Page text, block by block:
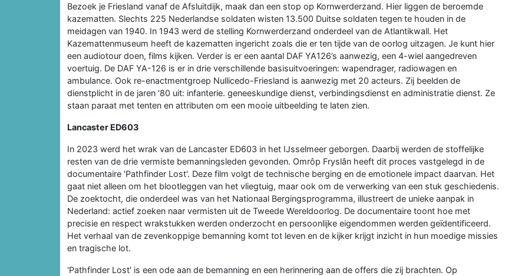
Bezoek je Friesland vanaf de Afsluitdijk, maak dan een stop op Kornwerderzand. Hier liggen de beroemde
kazematten. Slechts 225 Nederlandse soldaten wisten 13.500 Duitse soldaten tegen te houden in de
meidagen van 1940. In 1943 werd de stelling Kornwerderzand onderdeel van de Atlantikwall. Het
Kazemattenmuseum heeft de kazematten ingericht zoals die er ten tijde van de oorlog uitzagen. Je kunt hier
een audiotour doen, films kijken. Verder is er een aantal DAF YA126’s aanwezig, een 4-wiel aangedreven
voertuig. De DAF YA-126 is er in drie verschillende basisuitvoeringen: wapendrager, radiowagen en
ambulance. Ook re-enactmentgroep Nullicedo-Friesland is aanwezig met 20 acteurs. Zij beelden de
dienstplicht in de jaren '80 uit: infanterie. geneeskundige dienst, verbindingsdienst en administratie dienst. Ze
staan paraat met tenten en attributen om een mooie uitbeelding te laten zien.
Lancaster ED603
In 2023 werd het wrak van de Lancaster ED603 in het IJsselmeer geborgen. Daarbij werden de stoffelijke
resten van de drie vermiste bemanningsleden gevonden. Omrôp Fryslân heeft dit proces vastgelegd in de
documentaire 'Pathfinder Lost'. Deze film volgt de technische berging en de emotionele impact daarvan. Het
gaat niet alleen om het blootleggen van het vliegtuig, maar ook om de verwerking van een stuk geschiedenis.
De zoektocht, die onderdeel was van het Nationaal Bergingsprogramma, illustreert de unieke aanpak in
Nederland: actief zoeken naar vermisten uit de Tweede Wereldoorlog. De documentaire toont hoe met
precisie en respect wrakstukken werden onderzocht en persoonlijke eigendommen werden geïdentificeerd.
Het verhaal van de zevenkoppige bemanning komt tot leven en de kijker krijgt inzicht in hun moedige missies
en tragische lot.
'Pathfinder Lost' is een ode aan de bemanning en een herinnering aan de offers die zij brachten. Op